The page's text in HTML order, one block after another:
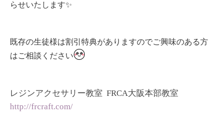
らせいたします✨
既存の生徒様は割引特典がありますのでご興味のある方
はご相談ください
レジンアクセサリー教室 FRCA大阪本部教室
http://frcraft.com/